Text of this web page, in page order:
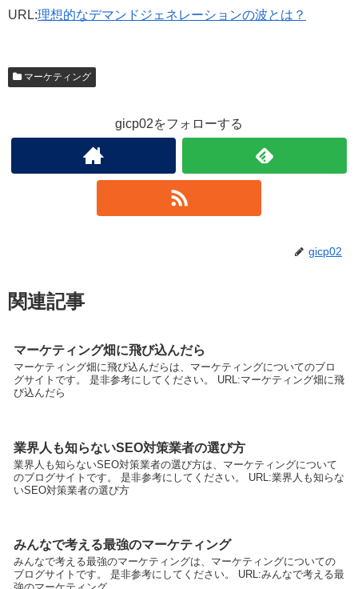
URL:理想的なデマンドジェネレーションの波とは？
マーケティング
gicp02をフォローする
gicp02
関連記事
マーケティング畑に飛び込んだら
マーケティング畑に飛び込んだらは、マーケティングについてのブロ
グサイトです。 是非参考にしてください。 URL:マーケティング畑に飛
び込んだら
業界人も知らないSEO対策業者の選び方
業界人も知らないSEO対策業者の選び方は、マーケティングについて
のブログサイトです。 是非参考にしてください。 URL:業界人も知らな
いSEO対策業者の選び方
みんなで考える最強のマーケティング
みんなで考える最強のマーケティングは、マーケティングについての
ブログサイトです。 是非参考にしてください。 URL:みんなで考える最